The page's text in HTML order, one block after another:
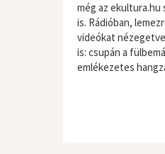
még az
is. Rádióban,
videókat
is: csupán a
emlékezetes